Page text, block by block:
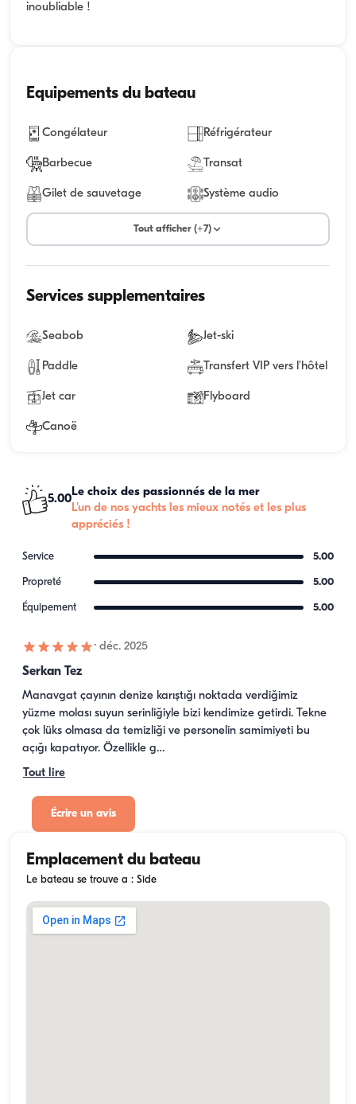
inoubliable !
Equipements du bateau
Congélateur Réfrigérateur
Barbecue Transat
Gilet de sauvetage Système audio
Tout afficher (+7)
Services supplementaires
Seabob Jet-ski
Paddle Transfert VIP vers l'hôtel
Jet car Flyboard
Canoë
5.00
Le choix des passionnés de la mer
L'un de nos yachts les mieux notés et les plus
appréciés !
Service 5.00
Propreté 5.00
Équipement 5.00
· déc. 2025
Serkan Tez
Manavgat çayının denize karıştığı noktada verdiğimiz
yüzme molası suyun serinliğiyle bizi kendimize getirdi. Tekne
çok lüks olmasa da temizliği ve personelin samimiyeti bu
açığı kapatıyor. Özellikle g…
Tout lire
Écrire un avis
Emplacement du bateau
Le bateau se trouve a : Side